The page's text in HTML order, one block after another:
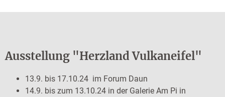
Ausstellung "Herzland Vulkaneifel"
13.9. bis 17.10.24 im Forum Daun
14.9. bis zum 13.10.24 in der Galerie Am Pi in